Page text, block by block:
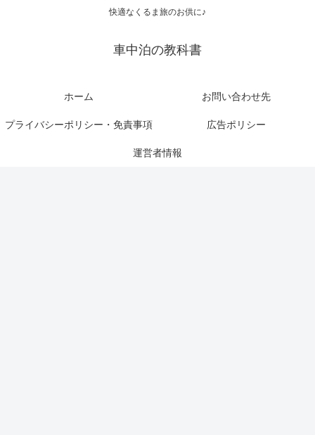
快適なくるま旅のお供に♪
車中泊の教科書
ホーム お問い合わせ先
プライバシーポリシー・免責事項 広告ポリシー
運営者情報